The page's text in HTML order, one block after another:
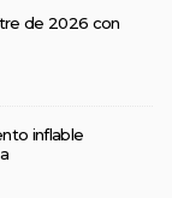
de 2026 con
inflable